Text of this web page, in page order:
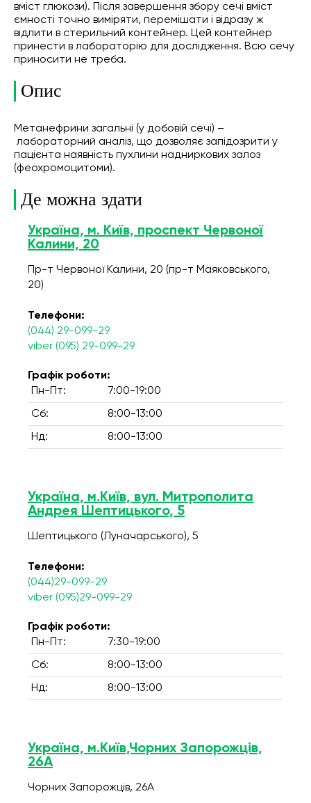
вміст глюкози). Після завершення збору сечі вміст
ємності точно виміряти, перемішати і відразу ж
відлити в стерильний контейнер. Цей контейнер
принести в лабораторію для дослідження. Всю сечу
приносити не треба.
Опис
Метанефрини загальні (у добовій сечі) –
лабораторний аналіз, що дозволяє запідозрити у
пацієнта наявність пухлини надниркових залоз
(феохромоцитоми).
Де можна здати
Україна, м. Київ, проспект Червоної
Калини, 20
Пр-т Червоної Калини, 20 (пр-т Маяковського,
20)
Телефони:
(044) 29-099-29
viber (095) 29-099-29
Графік роботи:
Пн-Пт:
7:00-19:00
Сб: 8:00-13:00
Нд: 8:00-13:00
Україна, м.Київ, вул. Митрополита
Андрея Шептицького, 5
Шептицького (Луначарського), 5
Телефони:
(044)29-099-29
viber (095)29-099-29
Графік роботи:
Пн-Пт:
7:30-19:00
Сб: 8:00-13:00
Нд: 8:00-13:00
Україна, м.Київ,Чорних Запорожців,
26А
Чорних Запорожців, 26А